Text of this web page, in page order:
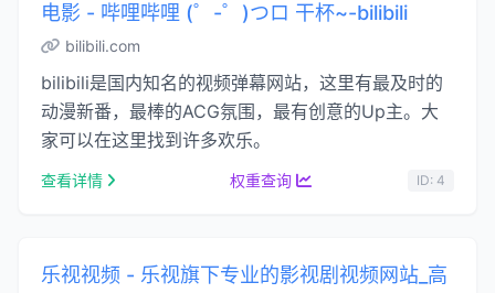
电影 - 哔哩哔哩 (゜-゜)つロ 干杯~-bilibili
bilibili.com
bilibili是国内知名的视频弹幕网站，这里有最及时的
动漫新番，最棒的ACG氛围，最有创意的Up主。大
家可以在这里找到许多欢乐。
查看详情 权重查询 ID: 4
乐视视频 - 乐视旗下专业的影视剧视频网站_高